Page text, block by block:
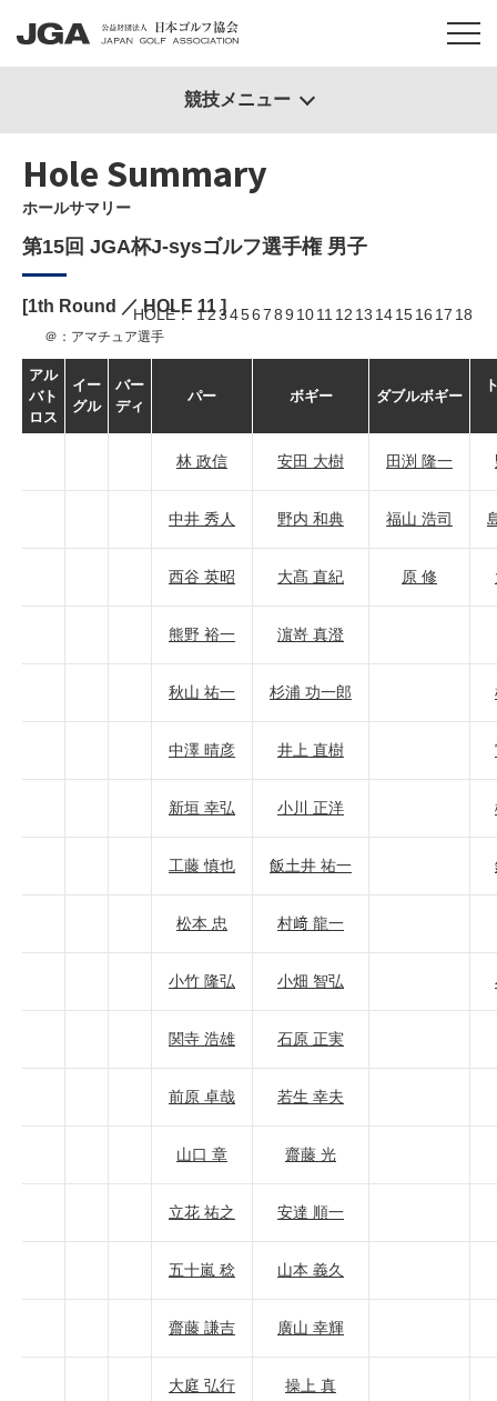
Hole Summary
ホールサマリー
第15回 JGA杯J-sysゴルフ選手権 男子
[1th Round ／ HOLE 11]
HOLE 123456789 1011 12 13 141516 17 18
＠：アマチュア選手
アル
バト
ロス
イー
グル
バー
ディ
パー ボギー ダブルボギー
林 政信 安田 大樹 田渕 隆一
中井 秀人 野内 和典 福山 浩司
西谷 英昭 大髙 直紀 原 修
熊野 裕一 濵嵜 真澄
秋山 祐一 杉浦 功一郎
中澤 晴彦 井上 直樹
新垣 幸弘 小川 正洋
工藤 慎也 飯土井 祐一
松本 忠 村﨑 龍一
小竹 隆弘 小畑 智弘
関寺 浩雄 石原 正実
前原 卓哉 若生 幸夫
山口 章 齋藤 光
立花 祐之 安達 順一
五十嵐 稔 山本 義久
齋藤 謙吉 廣山 幸輝
大庭 弘行 操上 真
競技メニュー